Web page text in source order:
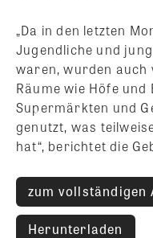
„Da in den letzten
Jugendliche und
waren, wurden
Räume wie Höfe
Supermärkten und
genutzt, was
hat“, berichtet die
zum vollständigen
Herunterladen